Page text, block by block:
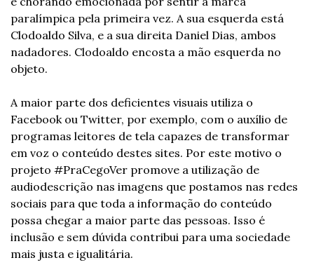
paralímpica pela primeira vez. A sua esquerda está
Clodoaldo Silva, e a sua direita Daniel Dias, ambos
nadadores. Clodoaldo encosta a mão esquerda no
objeto.
A maior parte dos deficientes visuais utiliza o
Facebook ou Twitter, por exemplo, com o auxílio de
programas leitores de tela capazes de transformar
em voz o conteúdo destes sites. Por este motivo o
projeto #PraCegoVer promove a utilização de
audiodescrição nas imagens que postamos nas redes
sociais para que toda a informação do conteúdo
possa chegar a maior parte das pessoas. Isso é
inclusão e sem dúvida contribui para uma sociedade
mais justa e igualitária.